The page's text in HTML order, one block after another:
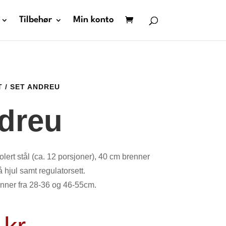
Tilbehør Min konto
/ SET ANDREU
stål (ca. 12 porsjoner), 40 cm brenner
hjul samt regulatorsett.
fra 28-36 og 46-55cm.